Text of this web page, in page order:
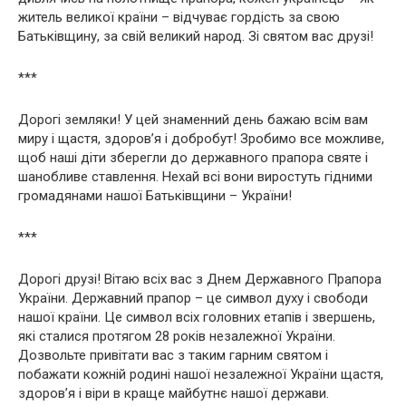
житель великої країни – відчуває гордість за свою
Батьківщину, за свій великий народ. Зі святом вас друзі!
***
Дорогі земляки! У цей знаменний день бажаю всім вам
миру і щастя, здоров’я і добробут! Зробимо все можливе,
щоб наші діти зберегли до державного прапора святе і
шанобливе ставлення. Нехай всі вони виростуть гідними
громадянами нашої Батьківщини – України!
***
Дорогі друзі! Вітаю всіх вас з Днем Державного Прапора
України. Державний прапор – це символ духу і свободи
нашої країни. Це символ всіх головних етапів і звершень,
які сталися протягом 28 років незалежної України.
Дозвольте привітати вас з таким гарним святом і
побажати кожній родині нашої незалежної України щастя,
здоров’я і віри в краще майбутнє нашої держави.